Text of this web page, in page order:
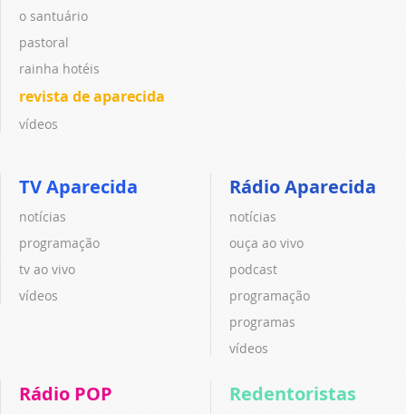
o santuário
pastoral
rainha hotéis
revista de aparecida
vídeos
TV Aparecida
notícias
programação
tv ao vivo
vídeos
Rádio Aparecida
notícias
ouça ao vivo
podcast
programação
programas
vídeos
Rádio POP Redentoristas